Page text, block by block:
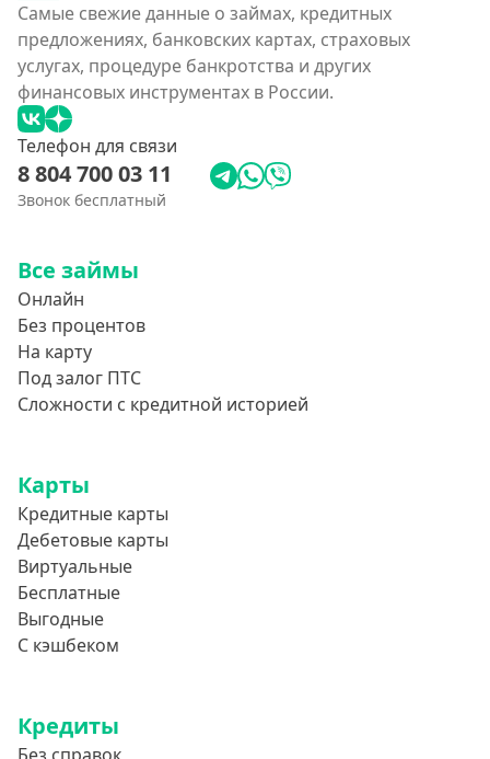
Самые свежие данные о займах, кредитных
предложениях, банковских картах, страховых
услугах, процедуре банкротства и других
финансовых инструментах в России.
Телефон для связи
8 804 700 03 11
Звонок бесплатный
Все займы
Онлайн
Без процентов
На карту
Под залог ПТС
Сложности с кредитной историей
Карты
Кредитные карты
Дебетовые карты
Виртуальные
Бесплатные
Выгодные
С кэшбеком
Кредиты